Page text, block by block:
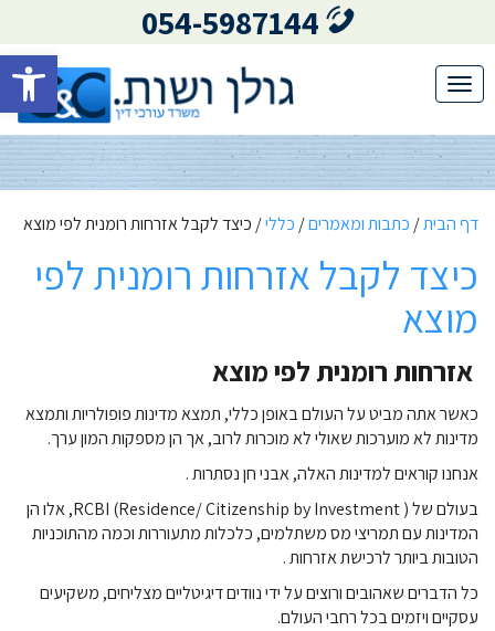
פתח
054-5987144
Toggle
דף הבית/ כתבות ומאמרים/ כללי/ כיצד לקבל אזרחות רומנית לפי מוצא
כיצד לקבל אזרחות רומנית לפי
מוצא
אזרחות רומנית לפי מוצא
כאשר אתה מביט על העולם באופן כללי, תמצא מדינות פופולריות ותמצא
מדינות לאמוערכות שאולי לא מוכרות לרוב, אך הן מספקות המון ערך.
אנחנו קוראים למדינות האלה,אבני חן נסתרות .
בעולם של RCBI (Residence/ Citizenship by Investment
), אלו הן
המדינות עם תמריצי מס משתלמים, כלכלות מתעוררות וכמהמהתוכניות
הטובות ביותר לרכישת אזרחות .
כל הדברים שאהובים ורוצים על ידי נוודים דיגיטליים מצליחים, משקיעים
עסקיים ויזמים בכל רחבי העולם.